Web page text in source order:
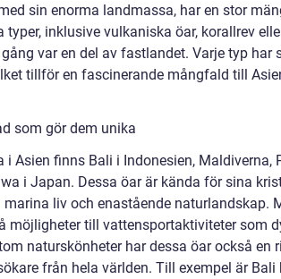
sin enorma landmassa, har en stor
inklusive vulkaniska öar, korallrev
var en del av fastlandet. Varje typ har
tillför en fascinerande mångfald till
som gör dem unika
Asien finns Bali i Indonesien, Maldiverna,
i Japan. Dessa öar är kända för sina
marina liv och enastående naturlandskap.
möjligheter till vattensportaktiviteter som
naturskönheter har dessa öar också en
från hela världen. Till exempel är Bali